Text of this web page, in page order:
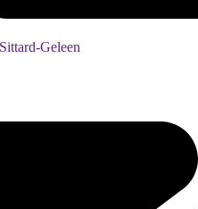
Geleen